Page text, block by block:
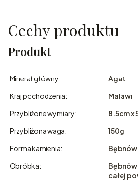
Cechy produktu
Produkt
Minerał główny:
Agat
Kraj pochodzenia:
Malawi
Przybliżone wymiary:
8.5cm x
Przybliżona waga:
150g
Forma kamienia:
Obróbka:
całej